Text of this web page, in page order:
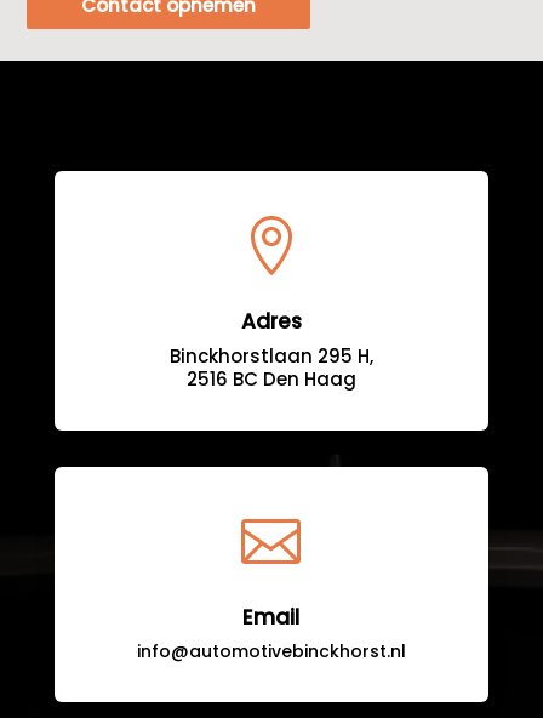
Contact opnemen

Adres
Binckhorstlaan 295 H,
2516 BC Den Haag

Email
info@automotivebinckhorst.nl